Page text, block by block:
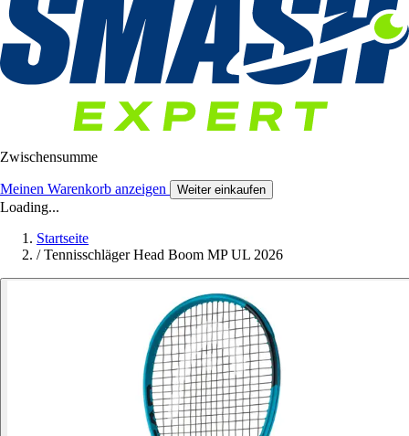
Zwischensumme
Meinen Warenkorb anzeigen Weiter einkaufen
Loading...
Startseite
/ Tennisschläger Head Boom MP UL 2026